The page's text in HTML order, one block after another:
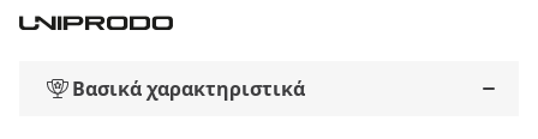
Βασικά χαρακτηριστικά